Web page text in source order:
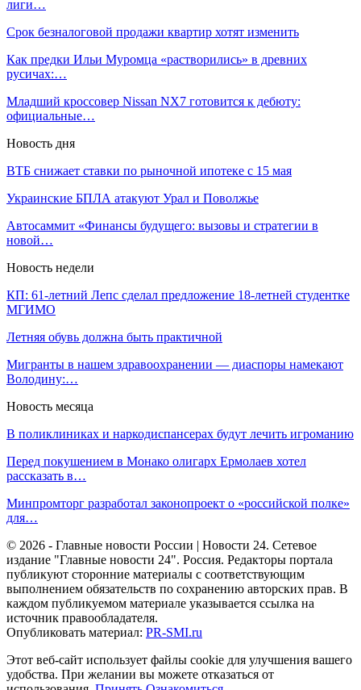
лиги…
Срок безналоговой продажи квартир хотят изменить
Как предки Ильи Муромца «растворились» в древних
русичах:…
Младший кроссовер Nissan NX7 готовится к дебюту:
официальные…
Новость дня
ВТБ снижает ставки по рыночной ипотеке с 15 мая
Украинские БПЛА атакуют Урал и Поволжье
Автосаммит «Финансы будущего: вызовы и стратегии в
новой…
Новость недели
КП: 61-летний Лепс сделал предложение 18-летней студентке
МГИМО
Летняя обувь должна быть практичной
Мигранты в нашем здравоохранении — диаспоры намекают
Володину:…
Новость месяца
В поликлиниках и наркодиспансерах будут лечить игроманию
Перед покушением в Монако олигарх Ермолаев хотел
рассказать в…
Минпромторг разработал законопроект о «российской полке»
для…
© 2026 - Главные новости России | Новости 24. Сетевое
издание "Главные новости 24". Россия. Редакторы портала
публикуют сторонние материалы с соответствующим
выполнением обязательств по сохранению авторских прав. В
каждом публикуемом материале указывается ссылка на
источник правообладателя.
Опубликовать материал: PR-SMI.ru
Этот веб-сайт использует файлы cookie для улучшения вашего
удобства. При желании вы можете отказаться от